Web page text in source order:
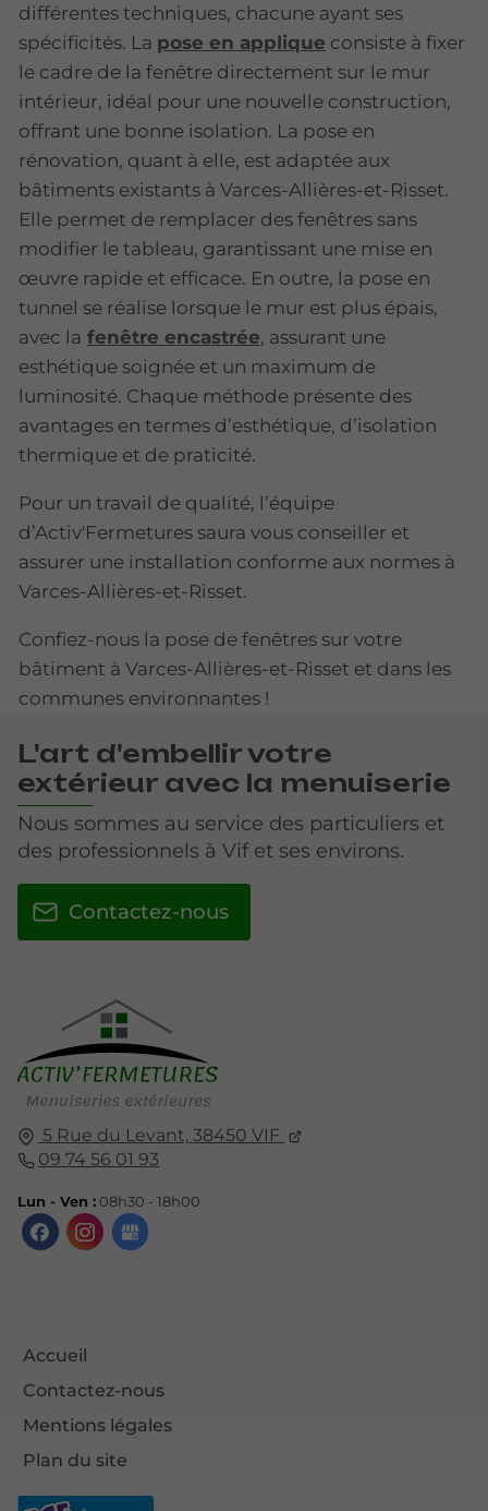
différentes techniques, chacune ayant ses
spécificités. La pose en applique consiste à fixer
le cadre de la fenêtre directement sur le mur
intérieur, idéal pour une nouvelle construction,
offrant une bonne isolation. La pose en
rénovation, quant à elle, est adaptée aux
bâtiments existants à Varces-Allières-et-Risset.
Elle permet de remplacer des fenêtres sans
modifier le tableau, garantissant une mise en
œuvre rapide et efficace. En outre, la pose en
tunnel se réalise lorsque le mur est plus épais,
avec la fenêtre encastrée, assurant une
esthétique soignée et un maximum de
luminosité. Chaque méthode présente des
avantages en termes d’esthétique, d’isolation
thermique et de praticité.
Pour un travail de qualité, l’équipe
d’Activ'Fermetures saura vous conseiller et
assurer une installation conforme aux normes à
Varces-Allières-et-Risset.
Confiez-nous la pose de fenêtres sur votre
bâtiment à Varces-Allières-et-Risset et dans les
communes environnantes !
5 Rue du Levant, 38450 VIF
09 74 56 01 93
Lun - Ven : 08h30 - 18h00
Accueil
Contactez-nous
Mentions légales
Plan du site
L'art d'embellir votre
extérieur avec la menuiserie
Nous sommes au service des particuliers et
des professionnels à Vif et ses environs.
Contactez-nous